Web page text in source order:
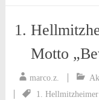
1.
Motto
marco.z.
1.